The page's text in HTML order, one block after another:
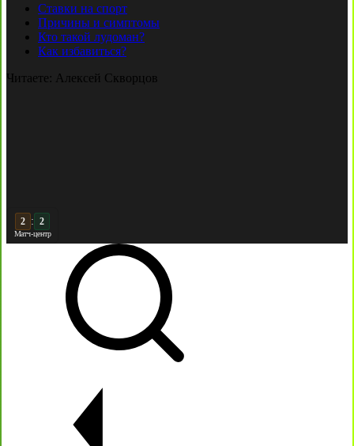
Ставки на спорт
Причины и симптомы
Кто такой лудоман?
Как избавиться?
Читаете: Алексей Скворцов
: 2
Матч-центр